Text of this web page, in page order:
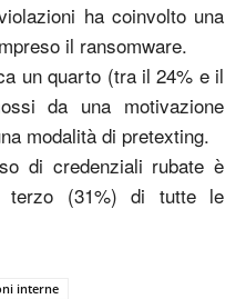
ha coinvolto una
il ransomware.
un quarto (tra il 24% e il
da una motivazione
modalità di pretexting.
di credenziali rubate è
terzo (31%) di tutte le
interne